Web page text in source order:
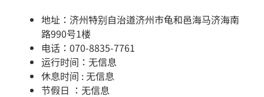
地址：济州特别自治道济州市龟和邑海马济海南
路990号1楼
电话：070-8835-7761
运行时间：无信息
休息时间 : 无信息
节假日 ：无信息